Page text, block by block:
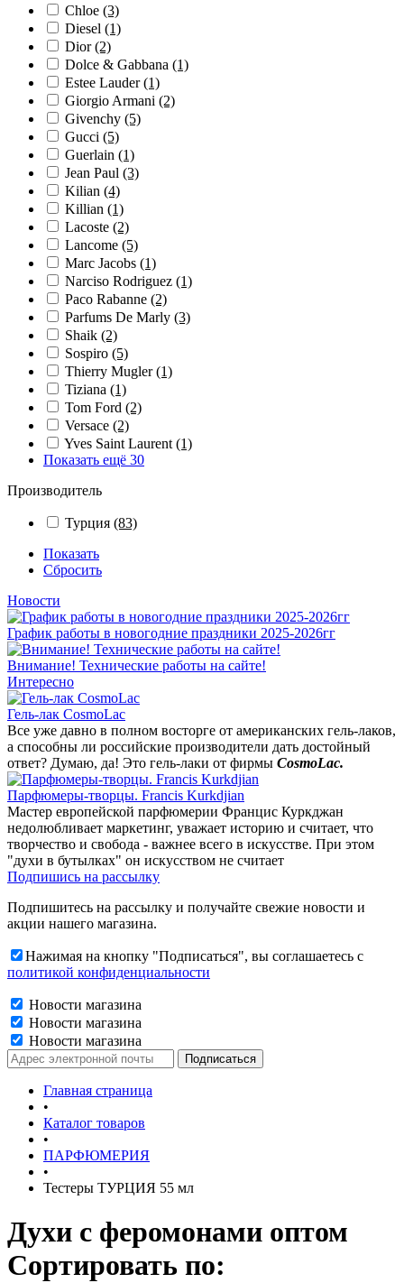
Chloe (3)
Diesel (1)
Dior(2)
Dolce & Gabbana (1)
Estee Lauder(1)
Giorgio Armani (2)
Givenchy (5)
Gucci (5)
Guerlain (1)
Jean Paul (3)
Kilian (4)
Killian (1)
Lacoste (2)
Lancome (5)
Marc Jacobs (1)
Narciso Rodriguez (1)
Paco Rabanne (2)
Parfums De Marly (3)
Shaik (2)
Sospiro (5)
Thierry Mugler(1)
Tiziana (1)
Tom Ford (2)
Versace (2)
Yves Saint Laurent (1)
Показать ещё 30
Производитель
Турция (83)
Показать
Сбросить
Новости
График работы в новогодние праздники 2025-2026гг
Внимание! Технические работы на сайте!
Интересно
Гель-лак CosmoLac
Все уже давно в полном восторге от американских гель-лаков,
а способны ли российские производители дать достойный
ответ? Думаю, да! Это гель-лаки от фирмы CosmoLac.
Парфюмеры-творцы. Francis Kurkdjian
Мастер европейской парфюмерии Францис Куркджан
недолюбливает маркетинг, уважает историю и считает, что
творчество и свобода - важнее всего в искусстве. При этом
"духи в бутылках" он искусством не считает
Подпишись на рассылку
Подпишитесь на рассылку и получайте свежие новости и
акции нашего магазина.
Нажимая на кнопку "Подписаться", вы соглашаетесь с
политикой конфиденциальности
Новости магазина
Новости магазина
Новости магазина
Главная страница
•
Каталог товаров
•
ПАРФЮМЕРИЯ
•
Тестеры ТУРЦИЯ 55 мл
Духи с феромонами оптом
Сортировать по: